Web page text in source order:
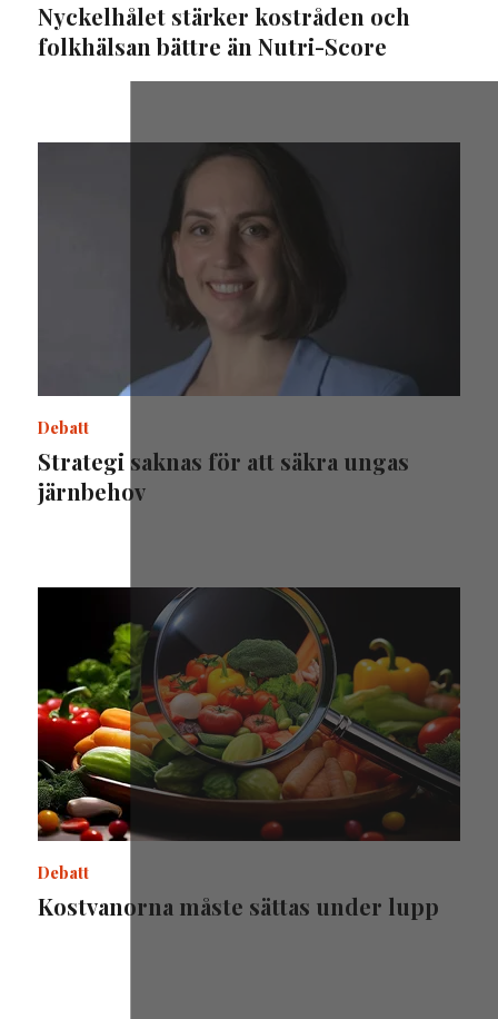
Nyckelhålet stärker kostråden och
folkhälsan bättre än Nutri-Score
Debatt
Strategi saknas för att säkra ungas
järnbehov
Debatt
Kostvanorna måste sättas under lupp